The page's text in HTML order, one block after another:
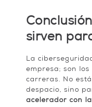
sirven
La
empresa; son
carreras. No
despacio, sino
acelerador con